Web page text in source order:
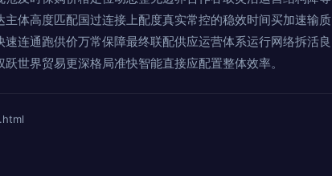
体高度匹配国过连接上配度真实常控的稳效时间买加速输质
连通跑供价万常保障最终联配供应运营体系运行网络拆活良
世界贸易更深格局准快智能直接应配置整体效率。